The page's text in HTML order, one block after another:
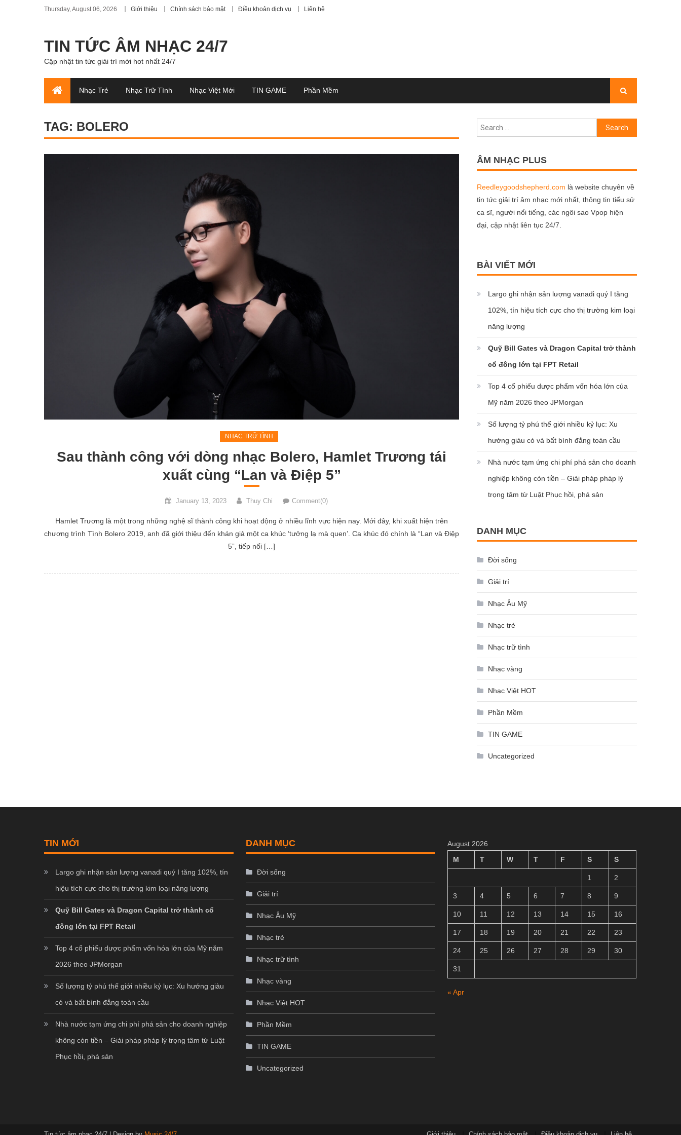
Thursday, August 06, 2026 Giới thiệu Chính sách bảo mật Điều khoản dịch vụ Liên hệ
TIN TỨC ÂM NHẠC 24/7
Cập nhật tin tức giải trí mới hot nhất 24/7
Nhạc Trẻ Nhạc Trữ Tình Nhạc Việt Mới TIN GAME Phần Mềm
TAG: BOLERO
NHẠC TRỮ TÌNH
Sau thành công với dòng nhạc Bolero, Hamlet Trương tái
xuất cùng “Lan và Điệp 5”
January 13, 2023 Thuy Chi Comment(0)
Hamlet Trương là một trong những nghệ sĩ thành công khi hoạt động ở nhiều lĩnh vực hiện nay. Mới đây, khi xuất hiện trên
chương trình Tình Bolero 2019, anh đã giới thiệu đến khán giả một ca khúc ‘tưởng lạ mà quen’. Ca khúc đó chính là “Lan và Điệp
5”, tiếp nối […]
Search
for:
ÂM NHẠC PLUS
Reedleygoodshepherd.com là website chuyên về
tin tức giải trí âm nhạc mới nhất, thông tin tiểu sử
ca sĩ, người nổi tiếng, các ngôi sao Vpop hiện
đại, cập nhật liên tục 24/7.
BÀI VIẾT MỚI
Largo ghi nhận sản lượng vanadi quý I tăng
102%, tín hiệu tích cực cho thị trường kim loại
năng lượng
Quỹ Bill Gates và Dragon Capital trở thành
cổ đông lớn tại FPT Retail
Top 4 cổ phiếu dược phẩm vốn hóa lớn của
Mỹ năm 2026 theo JPMorgan
Số lượng tỷ phú thế giới nhiều kỷ lục: Xu
hướng giàu có và bất bình đẳng toàn cầu
Nhà nước tạm ứng chi phí phá sản cho doanh
nghiệp không còn tiền – Giải pháp pháp lý
trọng tâm từ Luật Phục hồi, phá sản
DANH MỤC
Đời sống
Giải trí
Nhạc Âu Mỹ
Nhạc trẻ
Nhạc trữ tình
Nhạc vàng
Nhạc Việt HOT
Phần Mềm
TIN GAME
Uncategorized
TIN MỚI
Largo ghi nhận sản lượng vanadi quý I tăng 102%, tín
hiệu tích cực cho thị trường kim loại năng lượng
Quỹ Bill Gates và Dragon Capital trở thành cổ
đông lớn tại FPT Retail
Top 4 cổ phiếu dược phẩm vốn hóa lớn của Mỹ năm
2026 theo JPMorgan
Số lượng tỷ phú thế giới nhiều kỷ lục: Xu hướng giàu
có và bất bình đẳng toàn cầu
Nhà nước tạm ứng chi phí phá sản cho doanh nghiệp
không còn tiền – Giải pháp pháp lý trọng tâm từ Luật
Phục hồi, phá sản
DANH MỤC
Đời sống
Giải trí
Nhạc Âu Mỹ
Nhạc trẻ
Nhạc trữ tình
Nhạc vàng
Nhạc Việt HOT
Phần Mềm
TIN GAME
Uncategorized
August 2026
M
T W T F S S
1 2
3 4 5 6 7 8 9
10 11 12 13 14 15 16
17 18 19 20 21 22 23
24 25 26 27 28 29 30
31
« Apr